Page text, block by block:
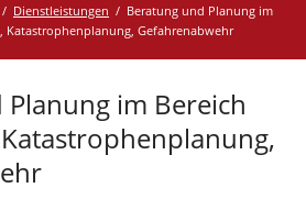
Dienstleistungen
Beratung und Planung im
Katastrophenplanung, Gefahrenabwehr
im Bereich